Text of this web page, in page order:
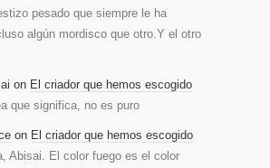
pesado que siempre le ha
algún mordisco que otro.Y el otro
on El criador que hemos escogido
que significa, no es puro
on El criador que hemos escogido
Abisai. El color fuego es el color